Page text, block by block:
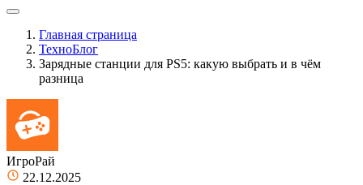
Главная страница
ТехноБлог
Зарядные станции для PS5: какую выбрать и в чём
разница
ИгроРай
22.12.2025